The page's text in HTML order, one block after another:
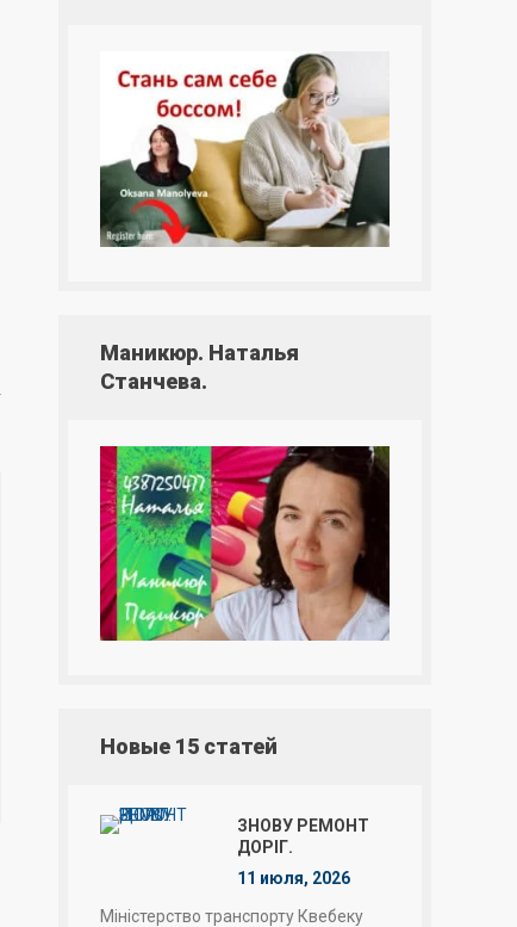
Маникюр. Наталья
Станчева.
Новые 15 статей
ЗНОВУ РЕМОНТ
ДОРІГ.
11 июля, 2026
Міністерство транспорту Квебеку